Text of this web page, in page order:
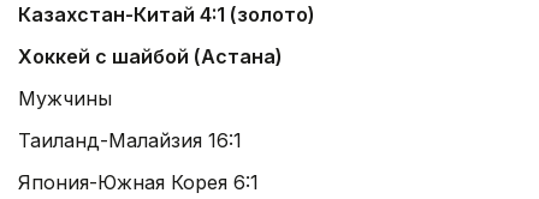
Казахстан-Китай 4:1 (золото)
Хоккей с шайбой (Астана)
Мужчины
Таиланд-Малайзия 16:1
Япония-Южная Корея 6:1